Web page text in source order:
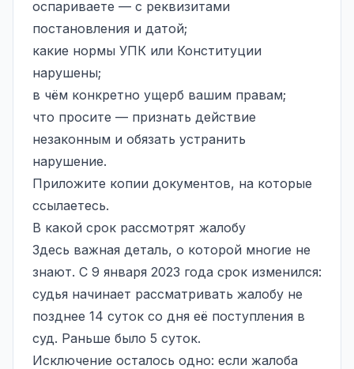
оспариваете — с реквизитами
постановления и датой;
какие нормы УПК или Конституции
нарушены;
в чём конкретно ущерб вашим правам;
что просите — признать действие
незаконным и обязать устранить
нарушение.
Приложите копии документов, на которые
ссылаетесь.
В какой срок рассмотрят жалобу
Здесь важная деталь, о которой многие не
знают. С 9 января 2023 года срок изменился:
судья начинает рассматривать жалобу не
позднее 14 суток со дня её поступления в
суд. Раньше было 5 суток.
Исключение осталось одно: если жалоба